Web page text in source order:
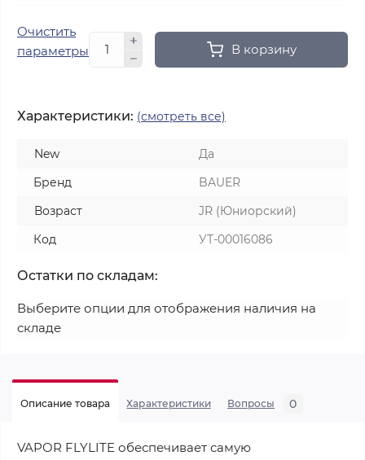
Очистить
параметры
В корзину
Характеристики: (смотреть все)
New
Да
Бренд
BAUER
Возраст
JR (Юниорский)
Код
УТ-00016086
Остатки по складам:
Выберите опции для отображения наличия на
складе
Описание товара Характеристики Вопросы 0
VAPOR FLYLITE обеспечивает самую